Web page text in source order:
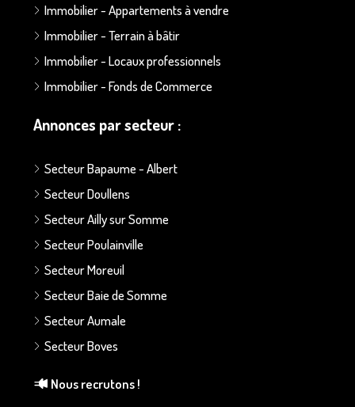
Immobilier - Appartements à vendre
Immobilier - Terrain à bâtir
Immobilier - Locaux professionnels
Immobilier - Fonds de Commerce
Annonces par secteur :
Secteur Bapaume - Albert
Secteur Doullens
Secteur Ailly sur Somme
Secteur Poulainville
Secteur Moreuil
Secteur Baie de Somme
Secteur Aumale
Secteur Boves
Nous recrutons !